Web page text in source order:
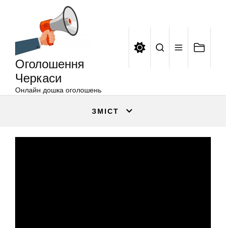
Оголошення
Черкаси
Онлайн дошка оголошень
ЗМІСТ